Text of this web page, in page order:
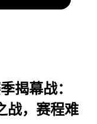
揭幕战：
战，赛程难